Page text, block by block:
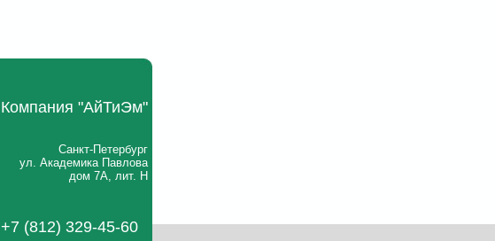
Компания "АйТиЭм"
Санкт-Петербург
ул. Академика Павлова
дом 7А, лит. Н
+7 (812) 329-45-60